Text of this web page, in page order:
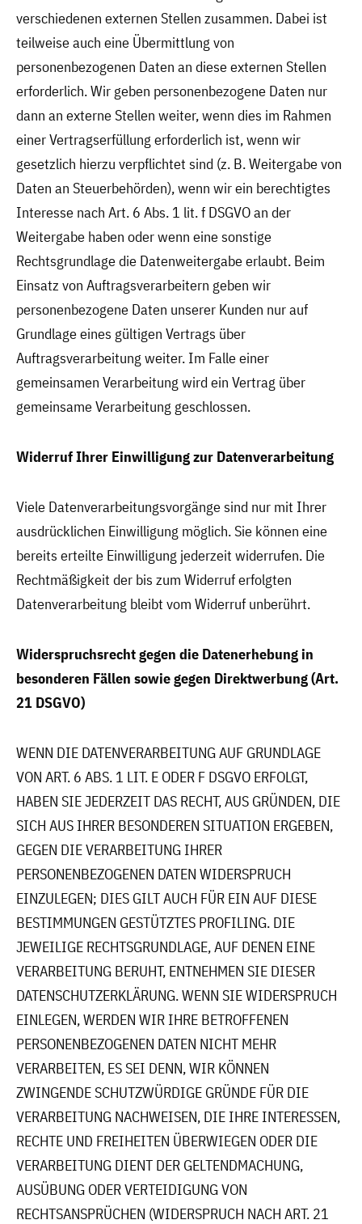
verschiedenen externen Stellen zusammen. Dabei ist
teilweise auch eine Übermittlung von
personenbezogenen Daten an diese externen Stellen
erforderlich. Wir geben personenbezogene Daten nur
dann an externe Stellen weiter, wenn dies im Rahmen
einer Vertragserfüllung erforderlich ist, wenn wir
gesetzlich hierzu verpflichtet sind (z. B. Weitergabe von
Daten an Steuerbehörden), wenn wir ein berechtigtes
Interesse nach Art. 6 Abs. 1 lit. f DSGVO an der
Weitergabe haben oder wenn eine sonstige
Rechtsgrundlage die Datenweitergabe erlaubt. Beim
Einsatz von Auftragsverarbeitern geben wir
personenbezogene Daten unserer Kunden nur auf
Grundlage eines gültigen Vertrags über
Auftragsverarbeitung weiter. Im Falle einer
gemeinsamen Verarbeitung wird ein Vertrag über
gemeinsame Verarbeitung geschlossen.
Widerruf Ihrer Einwilligung zur Datenverarbeitung
Viele Datenverarbeitungsvorgänge sind nur mit Ihrer
ausdrücklichen Einwilligung möglich. Sie können eine
bereits erteilte Einwilligung jederzeit widerrufen. Die
Rechtmäßigkeit der bis zum Widerruf erfolgten
Datenverarbeitung bleibt vom Widerruf unberührt.
Widerspruchsrecht gegen die Datenerhebung in
besonderen Fällen sowie gegen Direktwerbung (Art.
21 DSGVO)
WENN DIE DATENVERARBEITUNG AUF GRUNDLAGE
VON ART. 6 ABS. 1 LIT. E ODER F DSGVO ERFOLGT,
HABEN SIE JEDERZEIT DAS RECHT, AUS GRÜNDEN, DIE
SICH AUS IHRER BESONDEREN SITUATION ERGEBEN,
GEGEN DIE VERARBEITUNG IHRER
PERSONENBEZOGENEN DATEN WIDERSPRUCH
EINZULEGEN; DIES GILT AUCH FÜR EIN AUF DIESE
BESTIMMUNGEN GESTÜTZTES PROFILING. DIE
JEWEILIGE RECHTSGRUNDLAGE, AUF DENEN EINE
VERARBEITUNG BERUHT, ENTNEHMEN SIE DIESER
DATENSCHUTZERKLÄRUNG. WENN SIE WIDERSPRUCH
EINLEGEN, WERDEN WIR IHRE BETROFFENEN
PERSONENBEZOGENEN DATEN NICHT MEHR
VERARBEITEN, ES SEI DENN, WIR KÖNNEN
ZWINGENDE SCHUTZWÜRDIGE GRÜNDE FÜR DIE
VERARBEITUNG NACHWEISEN, DIE IHRE INTERESSEN,
RECHTE UND FREIHEITEN ÜBERWIEGEN ODER DIE
VERARBEITUNG DIENT DER GELTENDMACHUNG,
AUSÜBUNG ODER VERTEIDIGUNG VON
RECHTSANSPRÜCHEN (WIDERSPRUCH NACH ART. 21